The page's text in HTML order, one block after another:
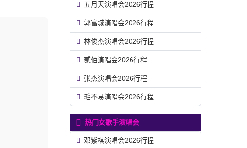
五月天演唱会2026行程
郭富城演唱会2026行程
林俊杰演唱会2026行程
贰佰演唱会2026行程
张杰演唱会2026行程
毛不易演唱会2026行程
热门女歌手演唱会
邓紫棋演唱会2026行程